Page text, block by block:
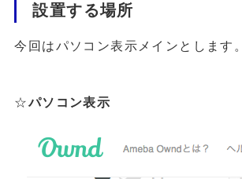
設置する場所
今回はパソコン表示メインとします。
☆パソコン表示